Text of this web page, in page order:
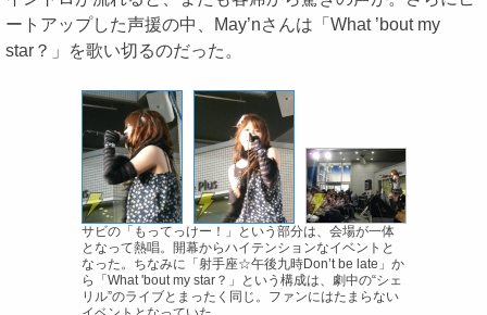
ートアップした声援の中、May’nさんは「What ’bout my
star？」を歌い切るのだった。
サビの「もってっけー！」という部分は、会場が一体
となって熱唱。開幕からハイテンションなイベントと
なった。ちなみに「射手座☆午後九時Don’t be late」か
ら「What 'bout my star？」という構成は、劇中の“シェ
リル”のライブとまったく同じ。ファンにはたまらない